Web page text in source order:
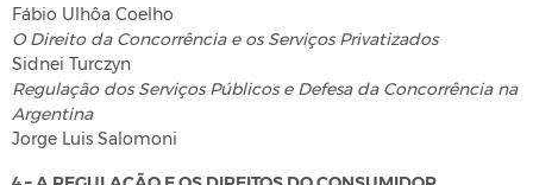
Fábio Ulhôa Coelho
O Direito da Concorrência e os Serviços Privatizados
Sidnei Turczyn
Regulação dos Serviços Públicos e Defesa da Concorrência na
Argentina
Jorge Luis Salomoni